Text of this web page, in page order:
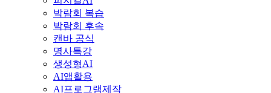
박람회 복습
박람회 후속
캔바 공식
명사특강
생성형AI
AI앱활용
AI프로그램제작